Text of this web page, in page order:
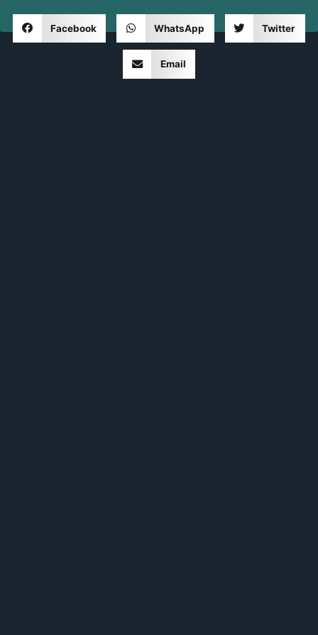
Facebook WhatsApp Twitter
Email